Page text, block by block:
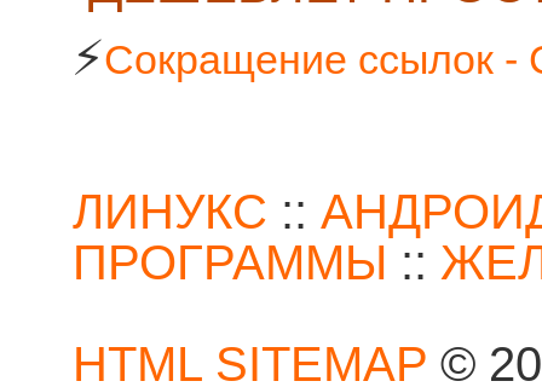
⚡Сокращение ссылок -
ЛИНУКС ::
ПРОГРАММЫ ::
HTML SITEMAP ©